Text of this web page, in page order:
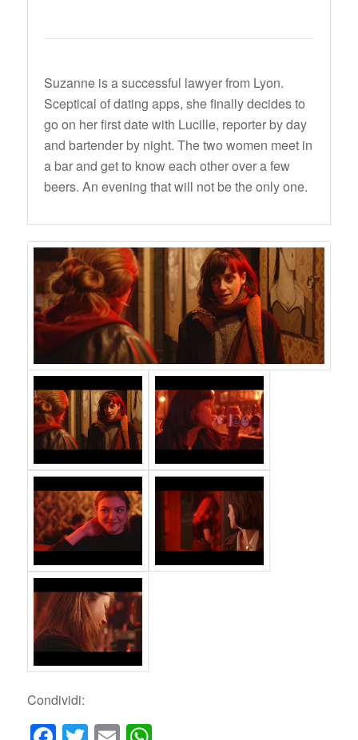
Suzanne is a successful lawyer from Lyon.
Sceptical of dating apps, she finally decides to
go on her first date with Lucille, reporter by day
and bartender by night. The two women meet in
a bar and get to know each other over a few
beers. An evening that will not be the only one.
Condividi: